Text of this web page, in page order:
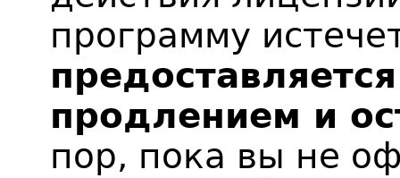
программу
продлением и
пор, пока вы не